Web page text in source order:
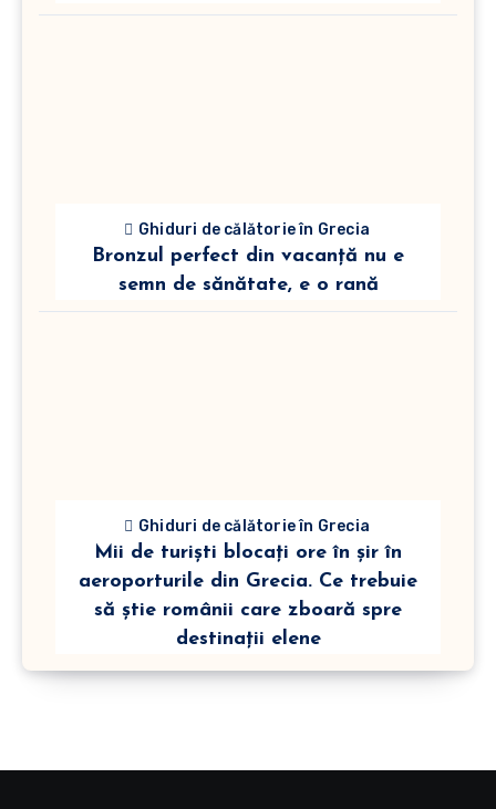
Ghiduri de călătorie în Grecia
Bronzul perfect din vacanță nu e
semn de sănătate, e o rană
Ghiduri de călătorie în Grecia
Mii de turiști blocați ore în șir în
aeroporturile din Grecia. Ce trebuie
să știe românii care zboară spre
destinații elene